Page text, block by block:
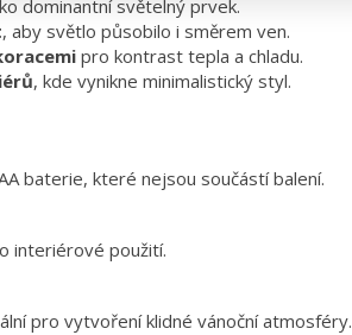
dominantní světelný prvek.
, aby světlo působilo i směrem ven.
pro kontrast tepla a chladu.
, kde vynikne minimalistický styl.
baterie, které nejsou součástí balení.
interiérové použití.
pro vytvoření klidné vánoční atmosféry.